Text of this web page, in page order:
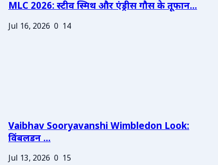
MLC 2026: स्टीव स्मिथ और एंड्रीस गौस के तूफान...
Jul 16, 2026 0 14
Vaibhav Sooryavanshi Wimbledon Look:
विंबलडन ...
Jul 13, 2026 0 15